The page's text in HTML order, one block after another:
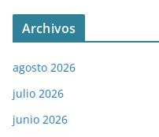
Archivos
agosto 2026
julio 2026
junio 2026